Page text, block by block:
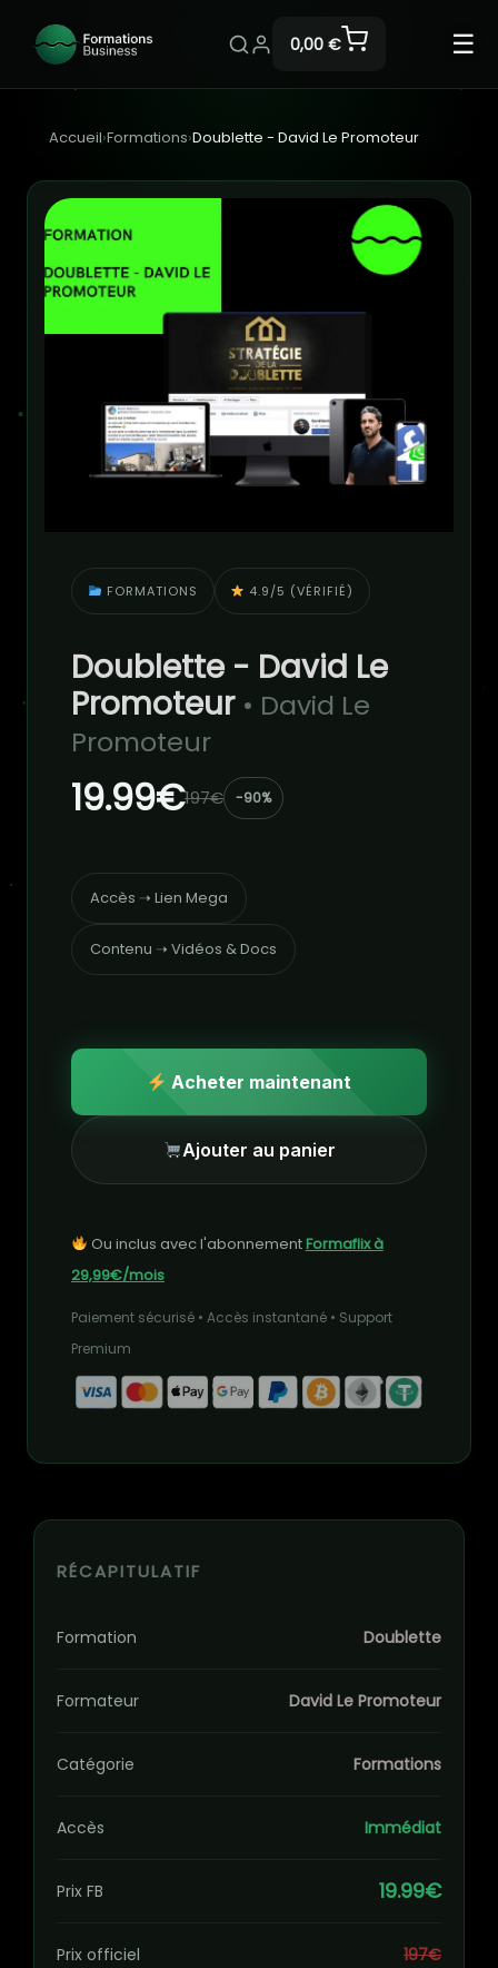
0,00 € ☰
Accueil›Formations›Doublette - David Le Promoteur
FORMATIONS 4.9/5 (VÉRIFIÉ)
Doublette - David Le
Promoteur • David Le
Promoteur
19.99€197€ -90%
Accès ➝ Lien Mega
Contenu ➝ Vidéos & Docs
Acheter maintenant
Ajouter au panier
Ou inclus avec l'abonnementFormaflix à
29,99€/mois
Paiement sécurisé • Accès instantané • Support
Premium
RÉCAPITULATIF
Formation Doublette
Formateur David Le Promoteur
Catégorie Formations
Accès Immédiat
Prix FB 19.99€
Prix officiel 197€